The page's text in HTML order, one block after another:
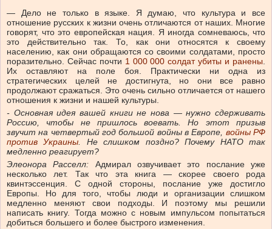
— Дело не только в языке. Я думаю, что культура и все
отношение русских к жизни очень отличаются от наших. Многие
говорят, что это европейская нация. Я иногда сомневаюсь, что
это действительно так. То, как они относятся к своему
населению, как они обращаются со своими солдатами, просто
поразительно. Сейчас почти 1 000 000 солдат убиты и ранены
Их оставляют на поле боя. Практически ни одна из
стратегических целей не достигнута, но они все равно
продолжают сражаться. Это очень сильно отличается от нашего
отношения к жизни и нашей культуры.
- Основная идея вашей книги не нова — нужно сдерживать
Россию, чтобы не пришлось воевать. Но этот призыв
звучит на четвертый год большой войны в Европе, войны РФ
против Украины . Не слишком поздно? Почему НАТО так
медленно реагирует?
Элеонора Расселл: Адмирал озвучивает это послание уже
несколько лет. Так что эта книга — скорее своего рода
квинтэссенция. С одной стороны, послание уже достигло
Европы. Но для того, чтобы люди и организации слишком
медленно меняют свои подходы. И поэтому мы решили
написать книгу. Тогда можно с новым импульсом попытаться
добиться большего и более быстрого изменения.